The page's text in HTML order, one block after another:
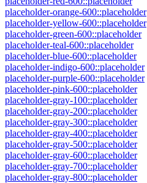
placeholder-orange-600::placeholder
placeholder-yellow-600::placeholder
placeholder-green-600::placeholder
placeholder-teal-600::placeholder
placeholder-blue-600::placeholder
placeholder-indigo-600::placeholder
placeholder-purple-600::placeholder
placeholder-pink-600::placeholder
placeholder-gray-100::placeholder
placeholder-gray-200::placeholder
placeholder-gray-300::placeholder
placeholder-gray-400::placeholder
placeholder-gray-500::placeholder
placeholder-gray-600::placeholder
placeholder-gray-700::placeholder
placeholder-gray-800::placeholder